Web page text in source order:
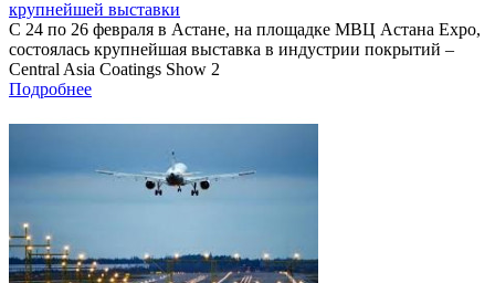
крупнейшей выставки
С 24 по 26 февраля в Астане, на площадке МВЦ Астана Expo,
состоялась крупнейшая выставка в индустрии покрытий –
Central Asia Coatings Show 2
Подробнее